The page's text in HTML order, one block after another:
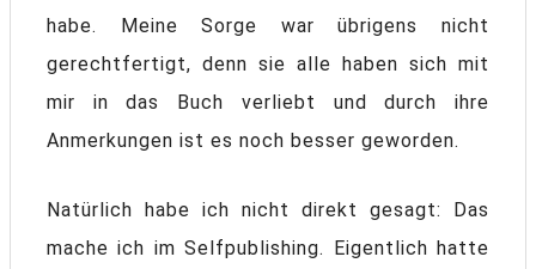
habe. Meine Sorge war übrigens nicht
gerechtfertigt, denn sie alle haben sich mit
mir in das Buch verliebt und durch ihre
Anmerkungen ist es noch besser geworden.
Natürlich habe ich nicht direkt gesagt: Das
mache ich im Selfpublishing. Eigentlich hatte